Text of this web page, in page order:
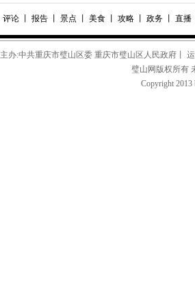
评论 报告 景点 美食 攻略 政务 直播
主办:中共重庆市璧山区委 重庆市璧山区人民政府丨
璧山网版权所有
Copyright